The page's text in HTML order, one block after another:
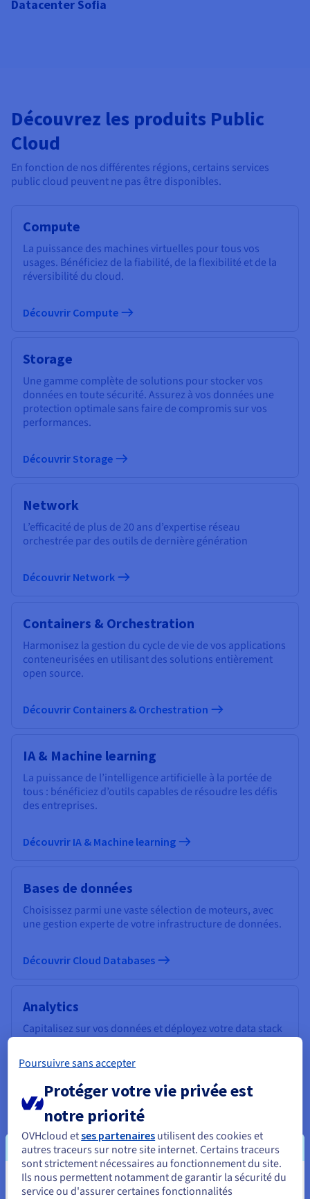
Datacenter Sofia
Découvrez les produits Public
Cloud
En fonction de nos différentes régions, certains services
public cloud peuvent ne pas être disponibles.
Compute
La puissance des machines virtuelles pour tous vos
usages. Bénéficiez de la fiabilité, de la flexibilité et de la
réversibilité du cloud.
Découvrir Compute
Storage
Une gamme complète de solutions pour stocker vos
données en toute sécurité. Assurez à vos données une
protection optimale sans faire de compromis sur vos
performances.
Découvrir Storage
Network
L’efficacité de plus de 20 ans d’expertise réseau
orchestrée par des outils de dernière génération
Découvrir Network
Containers & Orchestration
Harmonisez la gestion du cycle de vie de vos applications
conteneurisées en utilisant des solutions entièrement
open source.
Découvrir Containers & Orchestration
IA & Machine learning
La puissance de l’intelligence artificielle à la portée de
tous : bénéficiez d’outils capables de résoudre les défis
des entreprises.
Découvrir IA & Machine learning
Bases de données
Choisissez parmi une vaste sélection de moteurs, avec
une gestion experte de votre infrastructure de données.
Découvrir Cloud Databases
Analytics
Capitalisez sur vos données et déployez votre data stack
et vos applications avec une infrastructure managée et
open source.
Découvrir Cloud Analytics
Data Platform
Réalisez et déployez vos projets Data & Analytics en un
temps record avec une solution complète, unifiée,
collaborative et accessible à tous.
Vous semblez être localisé en États-
Poursuivre sans accepter
Protéger votre vie privée est
notre priorité
OVHcloud etses partenaires utilisent des cookies et
autres traceurs sur notre site internet. Certains traceurs
sont strictement nécessaires au fonctionnement du site.
Ils nous permettent notamment de garantir la sécurité du
service ou d'assurer certaines fonctionnalités